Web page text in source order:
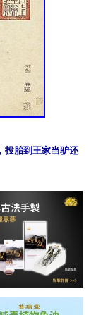
投胎到王家当驴还